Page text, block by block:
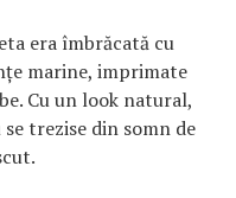
era îmbrăcată cu
marine, imprimate
Cu un look natural,
trezise din somn de